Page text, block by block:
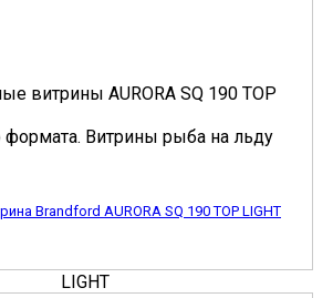
Brandford AURORA SQ 190 TOP LIGHT